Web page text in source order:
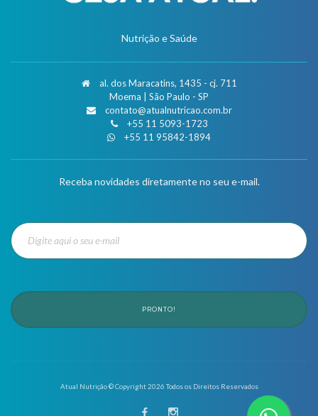
Nutrição e Saúde
al. dos Maracatins, 1435 - cj. 711
Moema | São Paulo - SP
contato@atualnutricao.com.br
+55 11 5093-1723
+55 11 95842-1894
Receba novidades diretamente no seu e-mail.
PRONTO!
Atual Nutrição © Copyright2026 Todos os Direitos Reservados